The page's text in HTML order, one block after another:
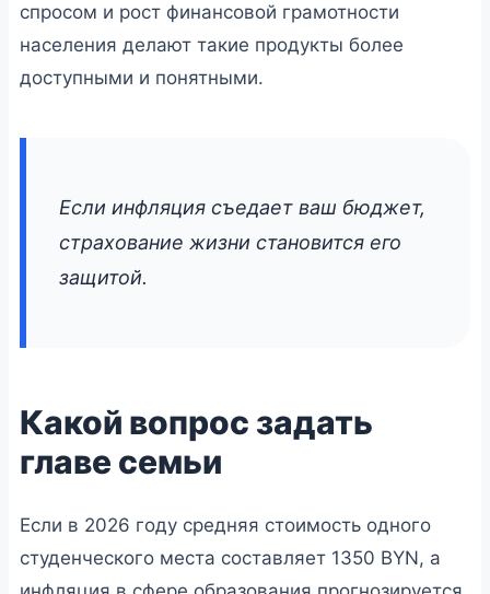
спросом и рост финансовой грамотности
населения делают такие продукты более
доступными и понятными.
Если инфляция съедает ваш бюджет,
страхование жизни становится его
защитой.
Какой вопрос задать
главе семьи
Если в 2026 году средняя стоимость одного
студенческого места составляет 1350 BYN, а